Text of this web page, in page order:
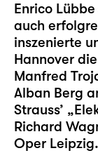
Enrico
auch
inszenierte
Hannover
Manfred
Alban Berg
Strauss’
Richard
Oper Leipzig.